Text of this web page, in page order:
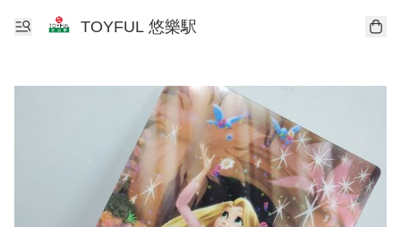
TOYFUL 悠樂駅